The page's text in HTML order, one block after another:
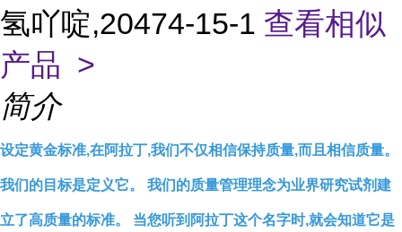
氢吖啶,20474-15-1 查看相似
产品 >
简介
设定黄金标准,在阿拉丁,我们不仅相信保持质量,而且相信质量。
我们的目标是定义它。 我们的质量管理理念为业界研究试剂建
立了高质量的标准。 当您听到阿拉丁这个名字时,就会知道它是